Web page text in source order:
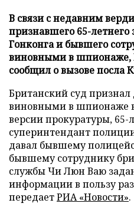
В связи с недавним
признавшего 65-летнего
Гонконга и бывшего
виновными в
сообщил о вызове посла
Британский суд
виновными в шпионаже
версии прокуратуры,
суперинтендант
давал бывшему
бывшему сотруднику
службы Чи Люн Ваю
информации в пользу
передаетРИА «Новости».